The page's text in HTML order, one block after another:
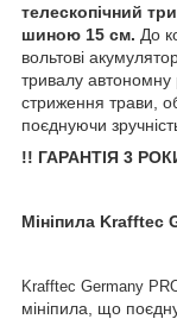
телескопічний
шиною 15 см. До
вольтові
тривалу автономну
стриження трави,
поєднуючи
!! ГАРАНТІЯ 3
Мініпила Krafftec
Krafftec Germany
мініпила, що